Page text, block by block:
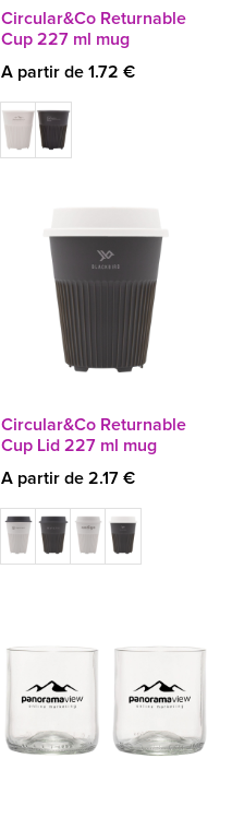
Circular&Co Returnable
Cup 227 ml mug
A partir de 1.72 €
Circular&Co Returnable
Cup Lid 227 ml mug
A partir de 2.17 €